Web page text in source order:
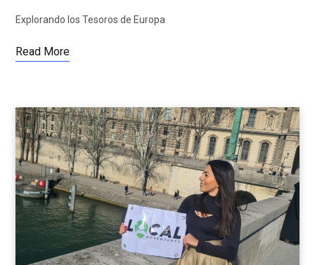
Explorando los Tesoros de Europa
Read More